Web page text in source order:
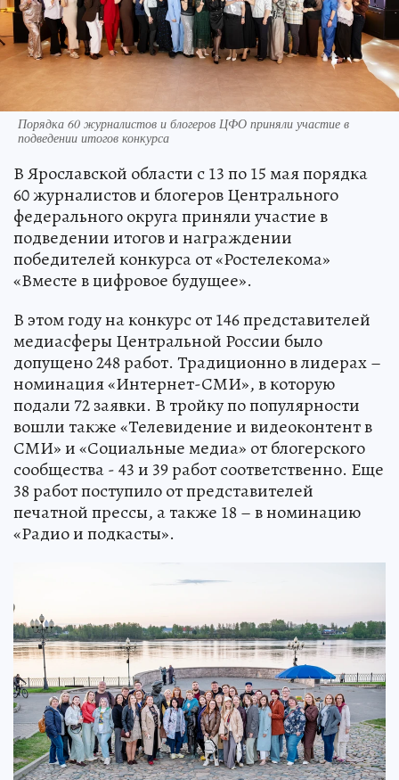
Порядка 60 журналистов и блогеров ЦФО приняли участие в
подведении итогов конкурса
В Ярославской области с 13 по 15 мая порядка
60 журналистов и блогеров Центрального
федерального округа приняли участие в
подведении итогов и награждении
победителей конкурса от «Ростелекома»
«Вместе в цифровое будущее».
В этом году на конкурс от 146 представителей
медиасферы Центральной России было
допущено 248 работ. Традиционно в лидерах –
номинация «Интернет-СМИ», в которую
подали 72 заявки. В тройку по популярности
вошли также «Телевидение и видеоконтент в
СМИ» и «Социальные медиа» от блогерского
сообщества - 43 и 39 работ соответственно. Еще
38 работ поступило от представителей
печатной прессы, а также 18 – в номинацию
«Радио и подкасты».